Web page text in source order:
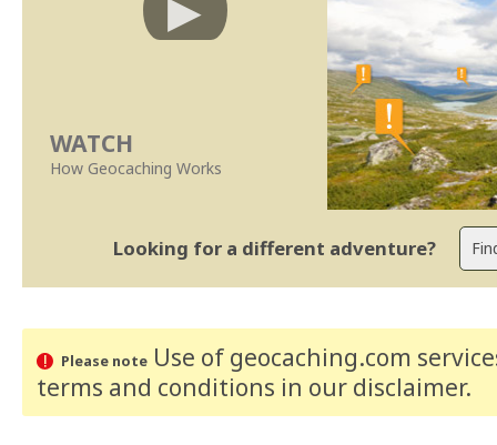
WATCH
How Geocaching Works
Looking for a different adventure?
Please noteUse of geocaching.com
terms and conditions in our disclaimer.